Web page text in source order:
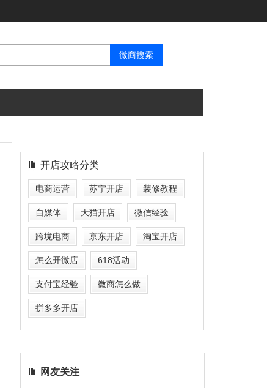
开店攻略分类
电商运营 苏宁开店 装修教程
自媒体 天猫开店 微信经验
跨境电商 京东开店 淘宝开店
怎么开微店 618活动
支付宝经验 微商怎么做
拼多多开店
网友关注